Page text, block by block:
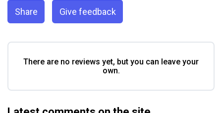
Share Give feedback
There are no reviews yet, but you can leave your
own.